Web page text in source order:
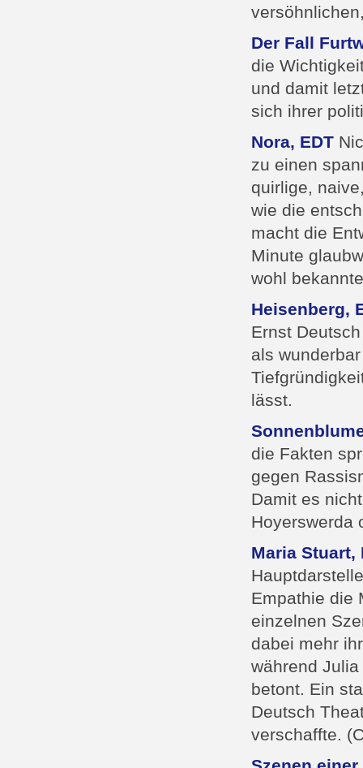
Der Fall
die
und damit
sich ihrer
Nora, EDT
zu einen
quirlige,
wie die
macht die
Minute
wohl
Heisenberg,
Ernst
als
lässt.
die Fakten
gegen
Damit es
Hoyerswerda
Maria Stuart,
Empathie die
einzelnen
dabei mehr
während
betont. Ein
Deutsch
verschaffte.